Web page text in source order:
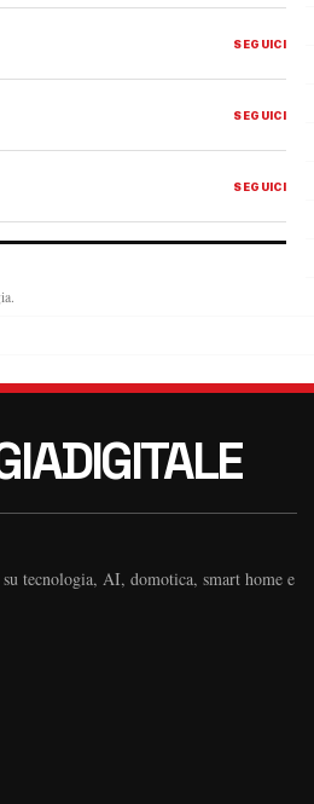
SEGUICI
SEGUICI
SEGUICI
tecnologia, AI, domotica, smart home e